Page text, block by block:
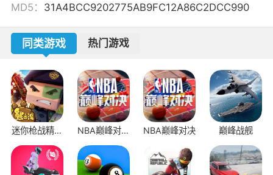
MD5： 31A4BCC9202775AB9FC12A86C2DCC990
同类游戏 热门游戏
迷你枪战精英
先遣服
NBA巅峰对决
官方版
NBA巅峰对决 巅峰战舰